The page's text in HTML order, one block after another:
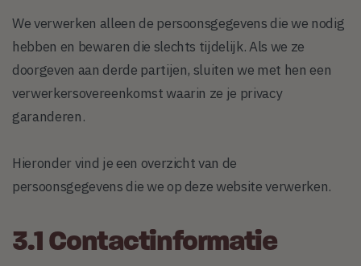
We verwerken alleen de persoonsgegevens die we nodig
hebben en bewaren die slechts tijdelijk. Als we ze
doorgeven aan derde partijen, sluiten we met hen een
verwerkersovereenkomst waarin ze je privacy
garanderen.
Hieronder vind je een overzicht van de
persoonsgegevens die we op deze website verwerken.
3.1 Contactinformatie